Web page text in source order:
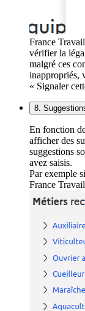
France
vérifier la
malgré ces
inappropriés,
« Signaler
8.
En fonction
afficher des
suggestions
avez saisis.
Par exemple
France